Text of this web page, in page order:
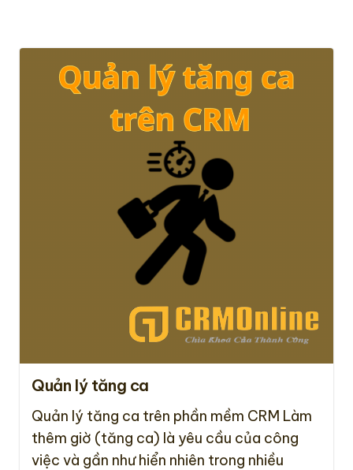
Quản lý tăng ca
Quản lý tăng ca trên phần mềm CRM Làm
thêm giờ (tăng ca) là yêu cầu của công
việc và gần như hiển nhiên trong nhiều